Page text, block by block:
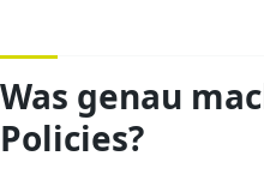
Was genau
Policies?